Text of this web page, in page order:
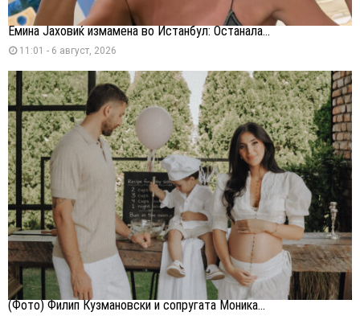
Емина Јаховиќ измамена во Истанбул: Останала...
11:01 - 6 август, 2026
(Фото) Филип Кузмановски и сопругата Моника...